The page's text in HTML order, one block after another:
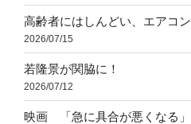
高齢者にはしんどい、エアコ
2026/07/15
若隆景が関脇に！
2026/07/12
映画 「急に具合が悪くなる」